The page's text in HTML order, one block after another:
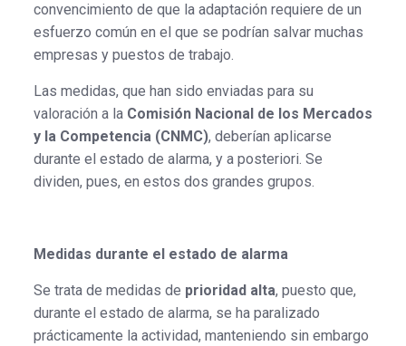
convencimiento de que la adaptación requiere de un
esfuerzo común en el que se podrían salvar muchas
empresas y puestos de trabajo.
Las medidas, que han sido enviadas para su
valoración a la Comisión Nacional de los Mercados
y la Competencia (CNMC), deberían aplicarse
durante el estado de alarma, y a posteriori. Se
dividen, pues, en estos dos grandes grupos.
Medidas durante el estado de alarma
Se trata de medidas de prioridad alta, puesto que,
durante el estado de alarma, se ha paralizado
prácticamente la actividad, manteniendo sin embargo